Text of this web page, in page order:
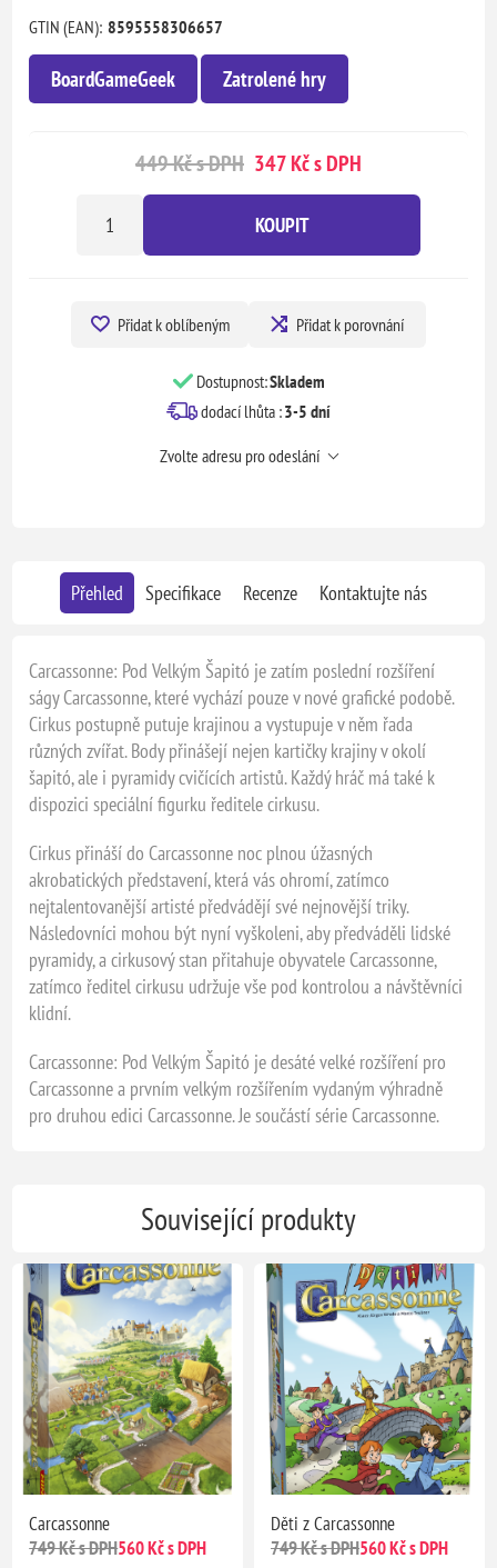
GTIN (EAN): 8595558306657
BoardGameGeek Zatrolené hry
449 Kč s DPH 347 Kč s DPH
KOUPIT
Přidat k oblíbeným Přidat k porovnání
Dostupnost:Skladem
dodací lhůta :3-5 dní
Zvolte adresu pro odeslání
Přehled Specifikace Recenze Kontaktujte nás
Carcassonne: Pod Velkým Šapitó je zatím poslední rozšíření
ságy Carcassonne, které vychází pouze v nové grafické podobě.
Cirkus postupně putuje krajinou a vystupuje v něm řada
různých zvířat. Body přinášejí nejen kartičky krajiny v okolí
šapitó, ale i pyramidy cvičících artistů. Každý hráč má také k
dispozici speciální figurku ředitele cirkusu.
Cirkus přináší do Carcassonne noc plnou úžasných
akrobatických představení, která vás ohromí, zatímco
nejtalentovanější artisté předvádějí své nejnovější triky.
Následovníci mohou být nyní vyškoleni, aby předváděli lidské
pyramidy, a cirkusový stan přitahuje obyvatele Carcassonne,
zatímco ředitel cirkusu udržuje vše pod kontrolou a návštěvníci
klidní.
Carcassonne: Pod Velkým Šapitó je desáté velké rozšíření pro
Carcassonne a prvním velkým rozšířením vydaným výhradně
pro druhou edici Carcassonne. Je součástí série Carcassonne.
Související produkty
Carcassonne
749 Kč s DPH560 Kč s DPH
Děti z Carcassonne
749 Kč s DPH560 Kč s DPH